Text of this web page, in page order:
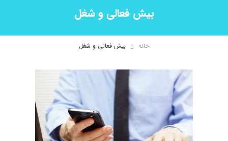
بیش فعالی و شغل
خانه بیش فعالی و شغل